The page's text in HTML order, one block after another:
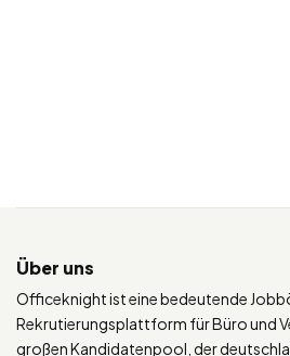
Über uns
Officeknight ist eine bedeutende
Rekrutierungsplattform für Büro und
großen Kandidatenpool, der